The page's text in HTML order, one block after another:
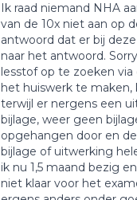
Ik raad niemand NHA
van de 10x niet aan op
antwoord dat er bij
naar het antwoord.
lesstof op te zoeken
het huiswerk te maken,
terwijl er nergens een
bijlage, weer geen
opgehangen door en
bijlage of uitwerking
ik nu 1,5 maand bezig
niet klaar voor het